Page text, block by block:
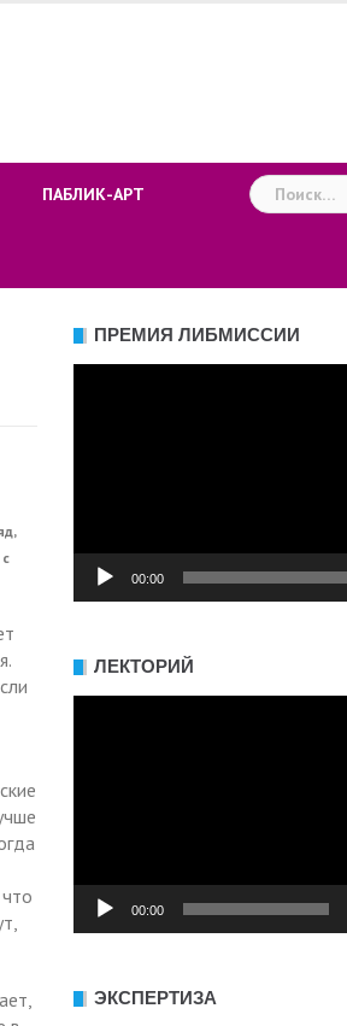
ПАБЛИК-АРТ Найти:
ПРЕМИЯ ЛИБМИССИИ
00:00
ЛЕКТОРИЙ
00:00
ЭКСПЕРТИЗА